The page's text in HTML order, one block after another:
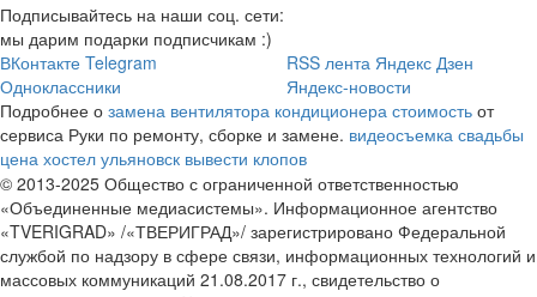
Подписывайтесь на наши соц. сети:
мы дарим подарки подписчикам :)
ВКонтакте Telegram
Одноклассники
RSS лента Яндекс Дзен
Яндекс-новости
Подробнее о замена вентилятора кондиционера стоимость от
сервиса Руки по ремонту, сборке и замене. видеосъемка свадьбы
цена хостел ульяновск вывести клопов
© 2013-2025 Общество с ограниченной ответственностью
«Объединенные медиасистемы». Информационное агентство
«TVERIGRAD» /«ТВЕРИГРАД»/ зарегистрировано Федеральной
службой по надзору в сфере связи, информационных технологий и
массовых коммуникаций 21.08.2017 г., свидетельство о